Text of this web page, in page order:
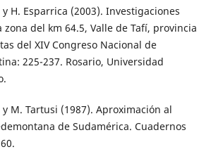
H. Esparrica (2003). Investigaciones
del km 64.5, Valle de Tafí, provincia
del XIV Congreso Nacional de
225-237. Rosario, Universidad
M. Tartusi (1987). Aproximación al
de Sudamérica. Cuadernos